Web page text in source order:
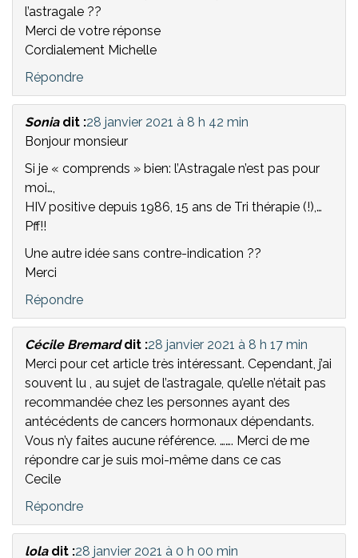
l’astragale ??
Merci de votre réponse
Cordialement Michelle
Répondre
Sonia dit :28 janvier 2021 à 8 h 42 min
Bonjour monsieur
Si je « comprends » bien: l’Astragale n’est pas pour
moi…,
HIV positive depuis 1986, 15 ans de Tri thérapie (!),…
Pff!!
Une autre idée sans contre-indication ??
Merci
Répondre
Cécile Bremard dit :28 janvier 2021 à 8 h 17 min
Merci pour cet article très intéressant. Cependant, j’ai
souvent lu , au sujet de l’astragale, qu’elle n’était pas
recommandée chez les personnes ayant des
antécédents de cancers hormonaux dépendants.
Vous n’y faites aucune référence. ……. Merci de me
répondre car je suis moi-même dans ce cas
Cecile
Répondre
lola dit :28 janvier 2021 à 0 h 00 min